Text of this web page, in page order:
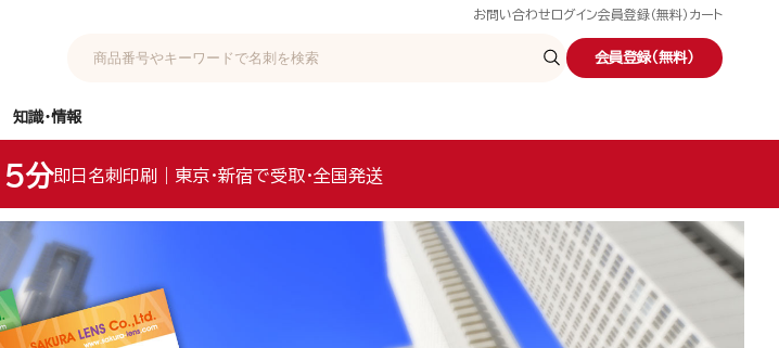
お問い合わせ ログイン会員登録（無料） カート
会員登録（無料）
知識・情報
分即日名刺印刷｜東京・新宿で受取・全国発送